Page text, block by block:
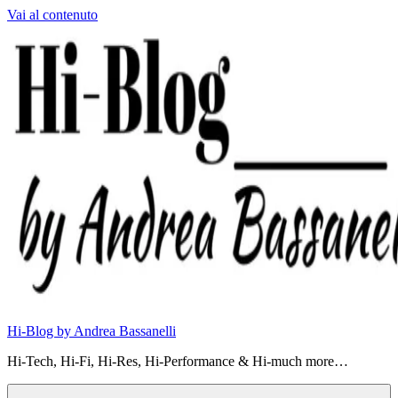
Vai al contenuto
Hi-Blog by Andrea Bassanelli
Hi-Tech, Hi-Fi, Hi-Res, Hi-Performance & Hi-much more…